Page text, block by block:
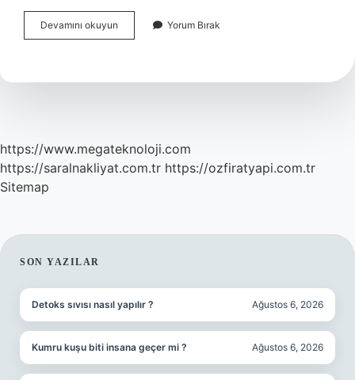
Devamını okuyun
Makale
Olmalı
Yorum Bırak
https://www.megateknoloji.com
https://saralnakliyat.com.tr https://ozfiratyapi.com.tr
Sitemap
SIDEBAR
SON YAZILAR
Detoks sıvısı nasıl yapılır ? Ağustos 6, 2026
Kumru kuşu biti insana geçer mi ? Ağustos 6, 2026